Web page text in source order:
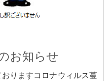
お知らせ
りますコロナウィルス蔓